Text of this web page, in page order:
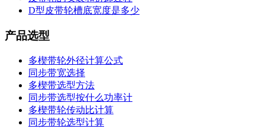
D型皮带轮槽底宽度是多少
产品选型
多楔带轮外径计算公式
同步带宽选择
多楔带选型方法
同步带选型按什么功率计
多楔带轮传动比计算
同步带轮选型计算